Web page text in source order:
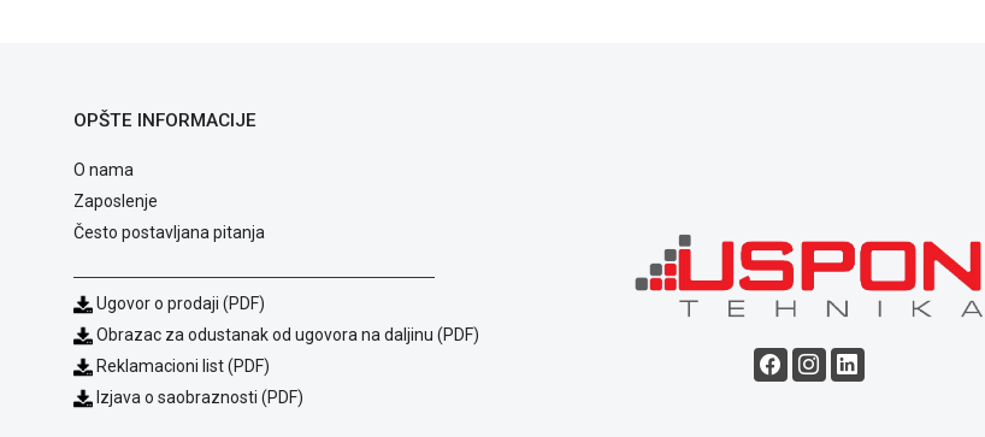
OPŠTE INFORMACIJE
O nama
Zaposlenje
Često postavljana pitanja
Ugovor o prodaji (PDF)
Obrazac za odustanak od ugovora na daljinu (PDF)
Reklamacioni list (PDF)
Izjava o saobraznosti (PDF)